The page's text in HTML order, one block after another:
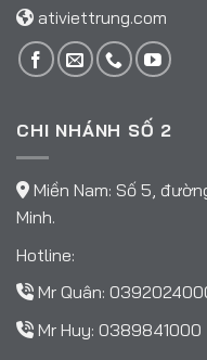
ativiettrung.com
CHI NHÁNH SỐ 2
Miền Nam: Số 5,
Minh.
Hotline:
Mr Quân:
Mr Huy: 0389841000